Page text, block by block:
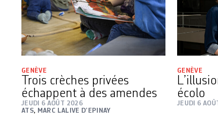
GENÈVE
Trois crèches privées
échappent à des amendes
JEUDI 6 AOÛT 2026
ATS, MARC LALIVE D’EPINAY
GENÈVE
écolo
JEUDI 6